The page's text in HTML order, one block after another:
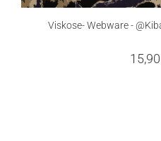
Viskose- Webware -